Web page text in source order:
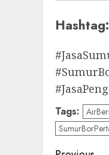
Hashtag:
Tags: